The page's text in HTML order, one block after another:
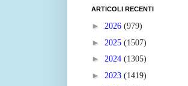
ARTICOLI RECENTI
► 2026 (979)
► 2025 (1507)
► 2024 (1305)
► 2023 (1419)